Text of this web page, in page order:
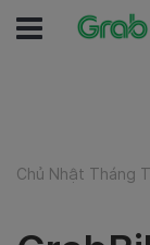
Chủ Nhật Tháng